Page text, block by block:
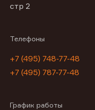
стр 2
Телефоны
+7 (495) 748-77-48
+7 (495) 787-77-48
График работы